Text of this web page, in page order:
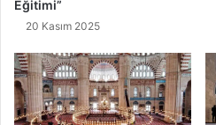
Eğitimi”
20 Kasım 2025